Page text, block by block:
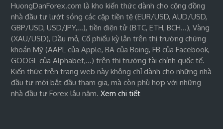
HuongDanForex.com là kho kiến thức dành cho cộng đồng
nhà đầu tư lướt sóng các cặp tiền tệ (EUR/USD, AUD/USD,
GBP/USD, USD/JPY,…), tiền điện tử (BTC, ETH, BCH…), Vàng
(XAU/USD), Dầu mỏ, Cổ phiếu kỳ lân trên thị trường chứng
khoán Mỹ (AAPL của Apple, BA của Boing, FB của Facebook,
GOOGL của Alphabet,…) trên thị trường tài chính quốc tế.
Kiến thức trên trang web này không chỉ dành cho những nhà
đầu tư mới bắt đầu tham gia, mà còn phù hợp với những
nhà đầu tư Forex lâu năm.Xem chi tiết